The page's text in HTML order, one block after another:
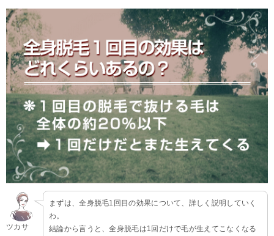
ツカサ
まずは、全身脱毛1回目の効果について、詳しく説明していく
わ。
結論から言うと、全身脱毛は1回だけで毛が生えてこなくなる